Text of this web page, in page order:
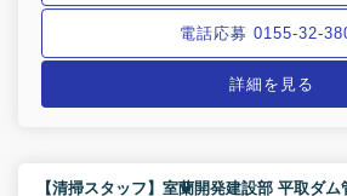
電話応募 0155-32-
詳細を見る
【清掃スタッフ】室蘭開発建設部 平取ダ